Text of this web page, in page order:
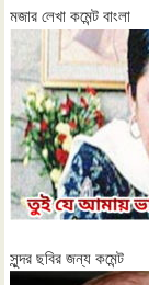
মজার লেখা কমেন্ট বাংলা
সুন্দর ছবির জন্য কমেন্ট